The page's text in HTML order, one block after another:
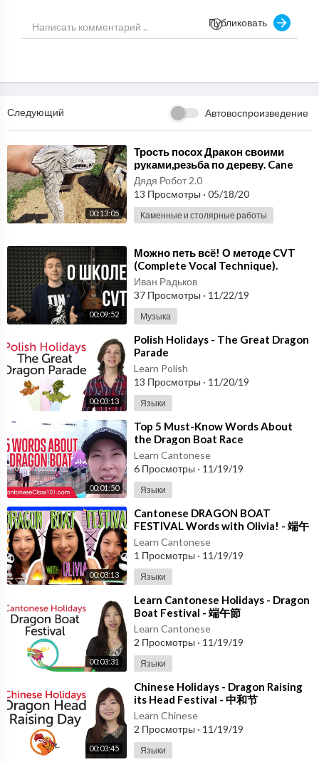
(Episode 1/?)
Creation :
Music & Drawing
Please like and share if you appreciate ! Thanks for the suppor
t, and for stopping by!
Публиковать
Следующий Автовоспроизведение
00:13:05
⁣Трость посох Дракон своими
руками,резьба по дереву. Cane
Staff Dragon, wood carving
Дядя Робот 2.0
13 Просмотры · 05/18/20
Каменные и столярные работы
00:09:52
⁣Можно петь всё! О методе CVT
(Complete Vocal Technique).
Иван Радьков
37 Просмотры · 11/22/19
Музыка
00:03:13
⁣Polish Holidays - The Great Dragon
Parade
Learn Polish
13 Просмотры · 11/20/19
Языки
00:01:50
⁣Top 5 Must-Know Words About
the Dragon Boat Race
Learn Cantonese
6 Просмотры · 11/19/19
Языки
00:03:13
⁣Cantonese DRAGON BOAT
FESTIVAL Words with Olivia! - 端午
節
Learn Cantonese
1 Просмотры · 11/19/19
Языки
00:03:31
⁣Learn Cantonese Holidays - Dragon
Boat Festival - 端午節
Learn Cantonese
2 Просмотры · 11/19/19
Языки
00:03:45
⁣Chinese Holidays - Dragon Raising
its Head Festival - 中和节
Learn Chinese
2 Просмотры · 11/19/19
Языки